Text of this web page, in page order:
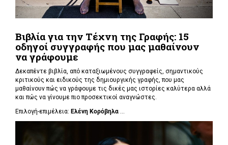
Βιβλία για την Τέχνη της Γραφής: 15
οδηγοί συγγραφής που μας μαθαίνουν
να γράφουμε
Δεκαπέντε βιβλία, από καταξιωμένους συγγραφείς, σημαντικούς
κριτικούς και ειδικούς της δημιουργικής γραφής, που μας
μαθαίνουν πώς να γράφουμε τις δικές μας ιστορίες καλύτερα αλλά
και πώς να γίνουμε πιο προσεκτικοί αναγνώστες.
Επιλογή-επιμέλεια: Ελένη Κορόβηλα ...